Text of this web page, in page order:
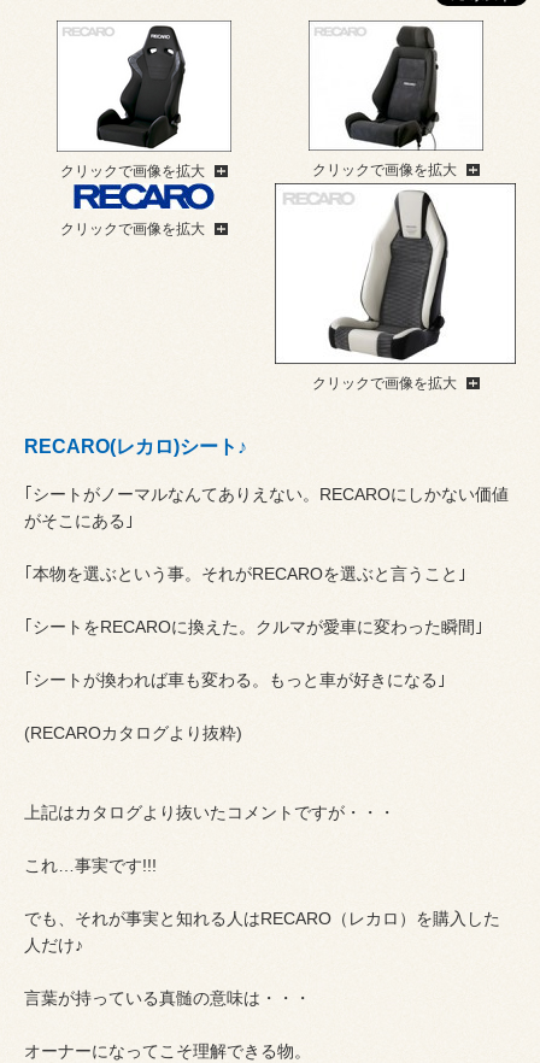
クリックで画像を拡大 クリックで画像を拡大
クリックで画像を拡大
クリックで画像を拡大
RECARO(レカロ)シート♪
｢シートがノーマルなんてありえない。RECAROにしかない価値
がそこにある｣
｢本物を選ぶという事。それがRECAROを選ぶと言うこと｣
｢シートをRECAROに換えた。クルマが愛車に変わった瞬間｣
｢シートが換われば車も変わる。もっと車が好きになる｣
(RECAROカタログより抜粋)
上記はカタログより抜いたコメントですが・・・
これ…事実です!!!
でも、それが事実と知れる人はRECARO（レカロ）を購入した
人だけ♪
言葉が持っている真髄の意味は・・・
オーナーになってこそ理解できる物。